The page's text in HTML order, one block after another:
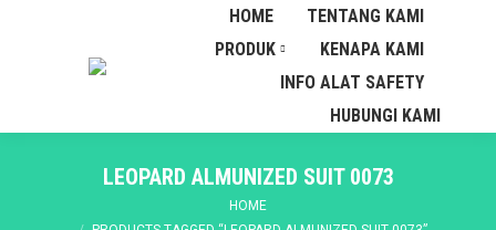
HOME
TENTANG KAMI
PRODUK
KENAPA KAMI
INFO ALAT SAFETY
HUBUNGI KAMI
LEOPARD ALMUNIZED SUIT 0073
HOME